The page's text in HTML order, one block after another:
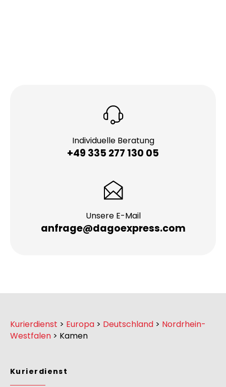
Individuelle Beratung
+49 335 277 130 05
Unsere E-Mail
anfrage@dagoexpress.com
Kurierdienst > Europa > Deutschland > Nordrhein-
Westfalen > Kamen
Kurierdienst